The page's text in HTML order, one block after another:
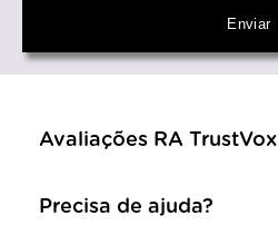
Avaliações RA TrustVox
Precisa de ajuda?